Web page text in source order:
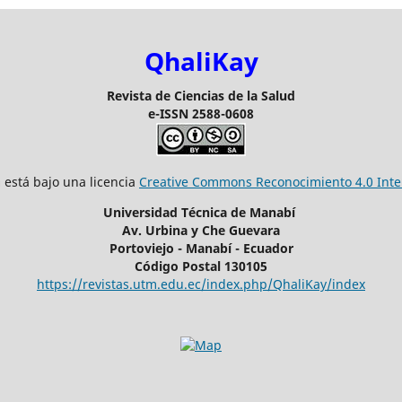
QhaliKay
Revista de Ciencias de la Salud
e-ISSN 2588-0608
está bajo una licencia Creative Commons Reconocimiento 4.0
Universidad Técnica de Manabí
Av. Urbina y Che Guevara
Portoviejo - Manabí - Ecuador
Código Postal 130105
https://revistas.utm.edu.ec/index.php/QhaliKay/index